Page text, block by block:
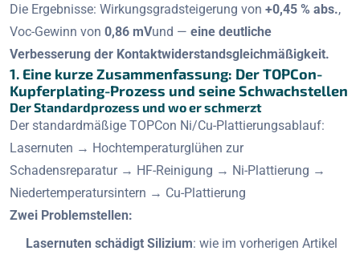
Die Ergebnisse: Wirkungsgradsteigerung von +0,45 % abs.,
Voc-Gewinn von 0,86 mVund — eine deutliche
Verbesserung der Kontaktwiderstandsgleichmäßigkeit.
1. Eine kurze Zusammenfassung: Der TOPCon-
Kupferplating-Prozess und seine Schwachstellen
Der Standardprozess und wo er schmerzt
Der standardmäßige TOPCon Ni/Cu-Plattierungsablauf:
Lasernuten → Hochtemperaturglühen zur
Schadensreparatur → HF-Reinigung → Ni-Plattierung →
Niedertemperatursintern → Cu-Plattierung
Zwei Problemstellen:
Lasernuten schädigt Silizium: wie im vorherigen Artikel